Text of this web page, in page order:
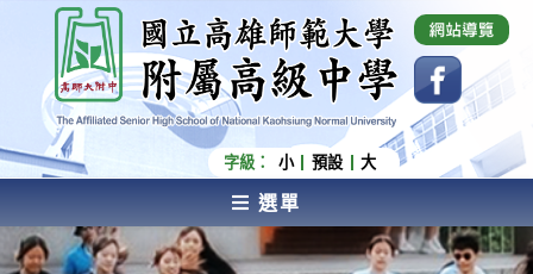
內
容
國立高雄師範大學附屬高級中學 Affiliated Senior
High School of National Kaohsiung Normal
University
字級： 小 預設 大
選單
AFFILIATED SENIOR HIGH SCHOOL OF NATIONAL